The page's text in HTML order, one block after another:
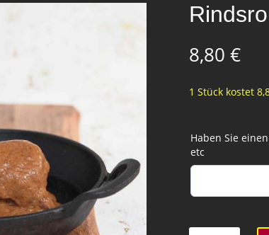
8,80 €
1 Stück kostet
Haben Sie
etc